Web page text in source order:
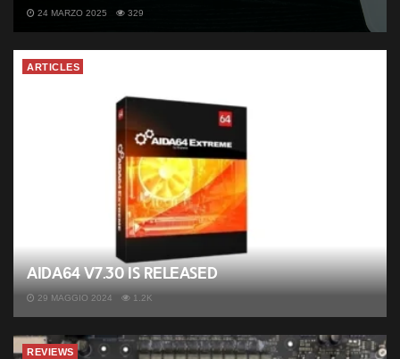
24 MARZO 2025 329
ARTICLES
AIDA64 v7.30 is released
29 MAGGIO 2024 1.2K
REVIEWS